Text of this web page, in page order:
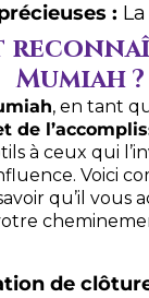
:
Mumiah ?
, en tant
de
à ceux qui
Voici
qu’il vous
de